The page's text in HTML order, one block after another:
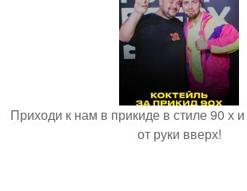
Приходи к нам в прикиде в стиле 90 х
от руки вверх!